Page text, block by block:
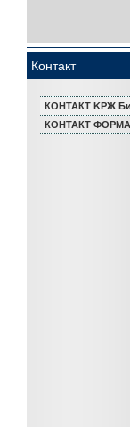
Контакт
КОНТАКТ KРЖ
КОНТАКТ